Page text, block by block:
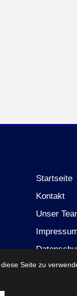
Startseite
Kontakt
Unser
Partner
Seite zu